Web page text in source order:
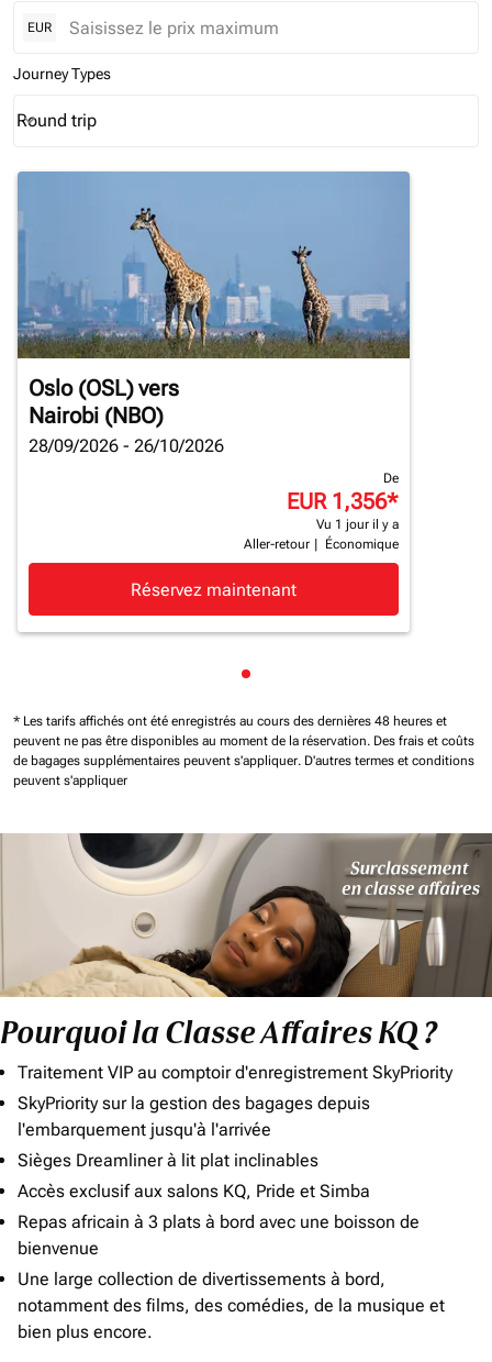
EUR
Journey Types
Journey Types option Round trip Selected
Round trip
keyboard_arrow_down
Oslo (OSL)vers
Nairobi (NBO)
28/09/2026 - 26/10/2026
De
EUR 1,356*
Vu 1 jour il y a
Aller-retour
Économique
Réservez maintenant
Affichage de cmp-
* Les tarifs affichés ont été enregistrés au cours des dernières 48 heures et
peuvent ne pas être disponibles au moment de la réservation. Des frais et coûts
de bagages supplémentaires peuvent s'appliquer. D'autres termes et conditions
peuvent s'appliquer
Pourquoi la Classe Affaires KQ ?
Traitement VIP au comptoir d'enregistrement SkyPriority
SkyPriority sur la gestion des bagages depuis
l'embarquement jusqu'à l'arrivée
Sièges Dreamliner à lit plat inclinables
Accès exclusif aux salons KQ, Pride et Simba
Repas africain à 3 plats à bord avec une boisson de
bienvenue
Une large collection de divertissements à bord,
notamment des films, des comédies, de la musique et
bien plus encore.